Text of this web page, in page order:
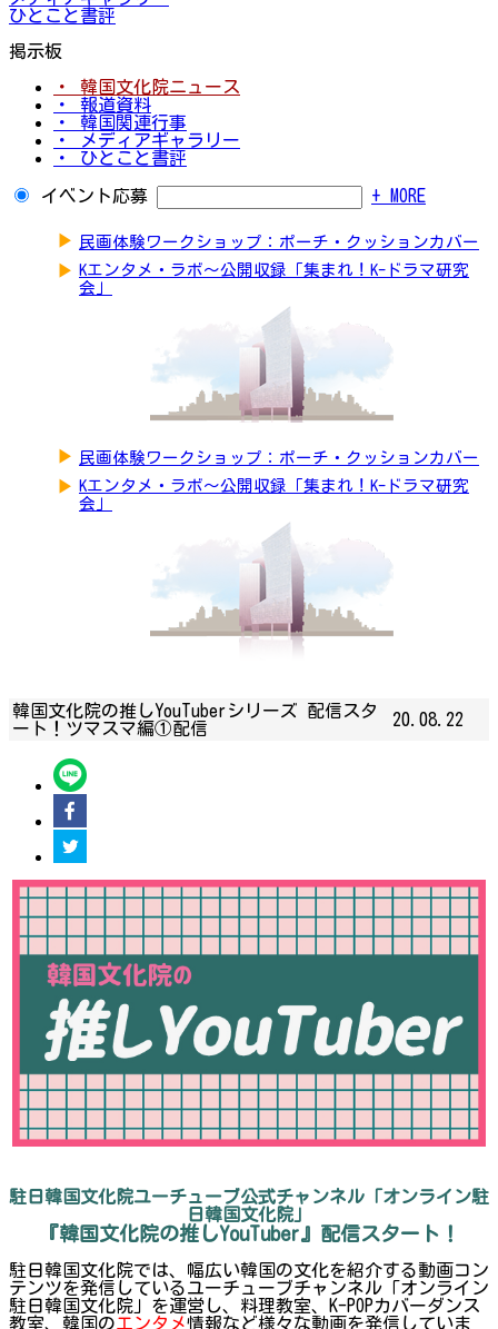
ひとこと書評
掲示板
・ 韓国文化院ニュース
・ 報道資料
・ 韓国関連行事
・ メディアギャラリー
・ ひとこと書評
イベント応募 + MORE
▶ 民画体験ワークショップ：ポーチ・クッションカバー
▶ Kエンタメ・ラボ～公開収録「集まれ！K-ドラマ研究
会」
▶ 民画体験ワークショップ：ポーチ・クッションカバー
▶ Kエンタメ・ラボ～公開収録「集まれ！K-ドラマ研究
会」
韓国文化院の推しYouTuberシリーズ 配信スタ
ート！ツマスマ編①配信
20.08.22
駐日韓国文化院ユーチューブ公式チャンネル「オンライン駐
日韓国文化院」
『韓国文化院の推しYouTuber』配信スタート！
駐日韓国文化院では、幅広い韓国の文化を紹介する動画コン
テンツを発信しているユーチューブチャンネル「オンライン
駐日韓国文化院」を運営し、料理教室、K-POPカバーダンス
教室、韓国のエンタメ情報など様々な動画を発信していま